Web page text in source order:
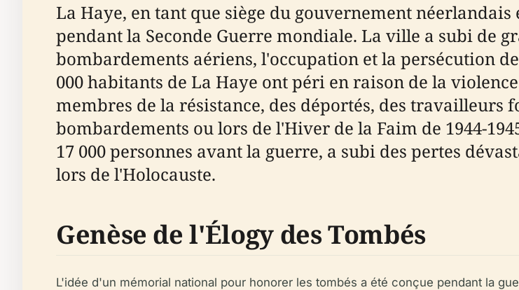
La Haye, en tant que siège du gouvernement
pendant la Seconde Guerre mondiale. La ville a subi de
bombardements aériens, l'occupation et la persécution
000 habitants de La Haye ont péri en raison de la
membres de la résistance, des déportés, des travailleurs
bombardements ou lors de l'Hiver de la Faim de 1944-
17 000 personnes avant la guerre, a subi des pertes
lors de l'Holocauste.
Genèse de l'Élogy des Tombés
L'idée d'un mémorial national pour honorer les tombés a été conçue pendant la